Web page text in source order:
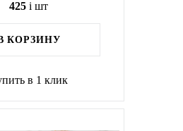
425 i шт
КОРЗИНУ
в 1 клик